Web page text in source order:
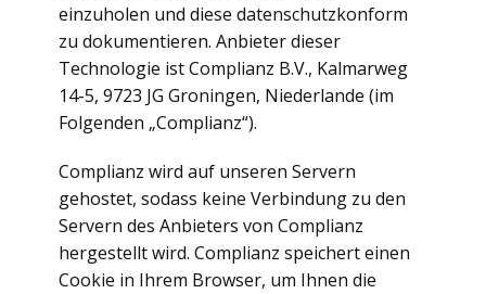
einzuholen und diese datenschutzkonform
zu dokumentieren. Anbieter dieser
Technologie ist Complianz B.V., Kalmarweg
14-5, 9723 JG Groningen, Niederlande (im
Folgenden „Complianz“).
Complianz wird auf unseren Servern
gehostet, sodass keine Verbindung zu den
Servern des Anbieters von Complianz
hergestellt wird. Complianz speichert einen
Cookie in Ihrem Browser, um Ihnen die